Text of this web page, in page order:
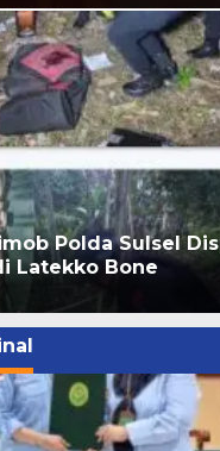
Polda Sulsel
Latekko Bone